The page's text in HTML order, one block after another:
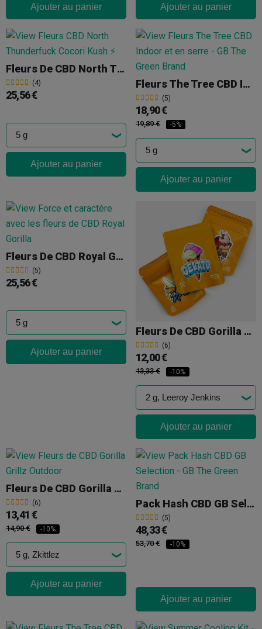
Ajouter au panier Ajouter au panier
Fleurs De CBD North Thunderfuck Cocori Kush
(4)
25,56 €
Ajouter au panier
Fleurs The Tree CBD Indoor 'Skywalker OG'
(5)
18,90 €
19,89 € -5%
Ajouter au panier
Fleurs De CBD Royal Gorilla Cocori Kush
(5)
25,56 €
Ajouter au panier
Fleurs De CBD Gorilla Grillz
(6)
12,00 €
13,33 € -10%
Ajouter au panier
Fleurs De CBD Gorilla Grillz Outdoor
(6)
13,41 €
14,90 € -10%
Ajouter au panier
Pack Hash CBD GB Selection
(5)
48,33 €
53,70 € -10%
Ajouter au panier